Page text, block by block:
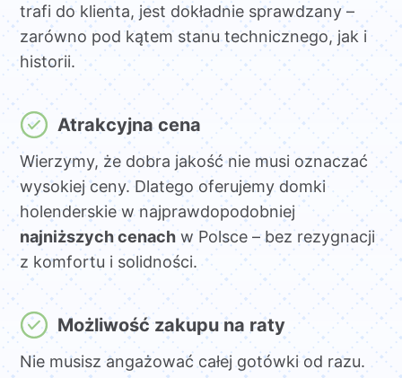
trafi do klienta, jest dokładnie sprawdzany –
zarówno pod kątem stanu technicznego, jak i
historii.
Atrakcyjna cena
Wierzymy, że dobra jakość nie musi oznaczać
wysokiej ceny. Dlatego oferujemy domki
holenderskie w najprawdopodobniej
najniższych cenachw Polsce – bez rezygnacji
z komfortu i solidności.
Możliwość zakupu na raty
Nie musisz angażować całej gotówki od razu.